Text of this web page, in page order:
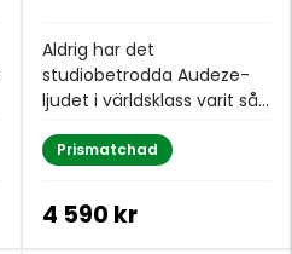
Aldrig har det
studiobetrodda Audeze-
ljudet i världsklass varit så
Prismatchad
4 590 kr